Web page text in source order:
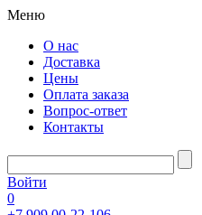
Меню
О нас
Доставка
Цены
Оплата заказа
Вопрос-ответ
Контакты
Войти
0